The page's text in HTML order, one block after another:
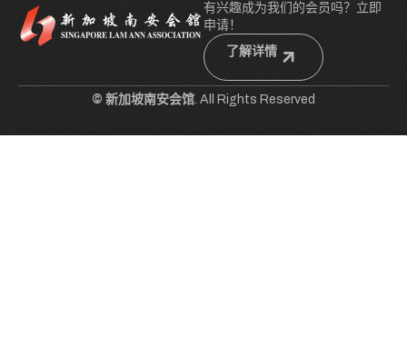
有兴趣成为我们的会员吗？立即
申请！
了解详情
© 新加坡南安会馆. All Rights Reserved